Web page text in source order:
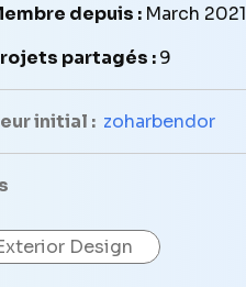
depuis : March 2021
partagés :9
initial : zoharbendor
Design